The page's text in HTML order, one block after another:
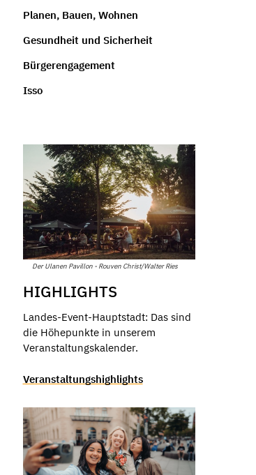
Planen, Bauen, Wohnen
Gesundheit und Sicherheit
Bürgerengagement
Isso
Der Ulanen Pavillon - Rouven Christ/Walter Ries
HIGHLIGHTS
Landes-Event-Hauptstadt: Das sind
die Höhepunkte in unserem
Veranstaltungskalender.
Veranstaltungshighlights